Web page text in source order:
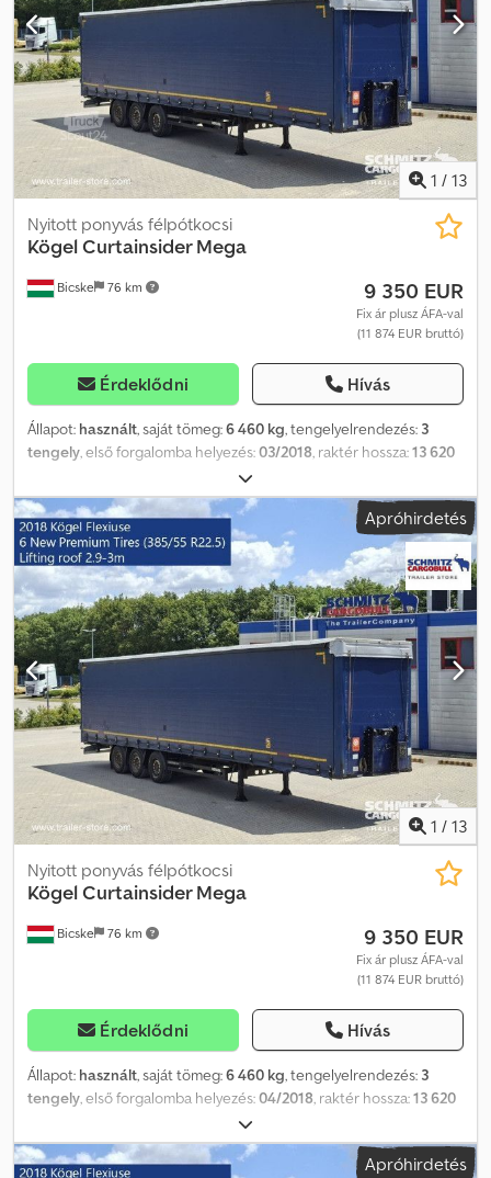
ponyvarendszer. A weboldalunkon megtalálja az összes elérhető
jármű áttekintését. Finanszírozásra van szüksége? Egyedi
finanszírozási megoldásokat, teljes körű szervizszerződéseket és
telematikai szolgáltatásokat kínálunk. Személyesen is szívesen
adunk tanácsot. Crodpfx Aezn D Dyjahef
1 / 13
Bicske 76 km
Nyitott ponyvás félpótkocsi
KögelCurtainsider Mega
9 350 EUR
Fix ár plusz ÁFA-val
(11 874 EUR bruttó)
Érdeklődni Hívás
Állapot: használt, saját tömeg:6 460 kg, tengelyelrendezés: 3
tengely , első forgalomba helyezés:03/2018 , raktér hossza:13 620
2 480 mm
rakodótér térfogata:101 m³, abroncs méret:385/55 R22,5,
Gyártási év:2018, Felszereltség: ABS
, Saját tömeg: 6460 kg, DIN EN
12642 (XL kód) tanúsítvány, Raktér (Ho Sz Ma): 13 620 mm x 2 480
mm x 3 000 mm, Gumi méret: 385/55 R22.5, Raktér térfogata: 101 m³,
1. tengely: , 2. tengely: , 3. tengely: , önszintező felfüggesztés,
elektronikus fékrendszer (EBS), tolótető, 1x15 és 2x7 tűs
csatlakozó, antispray, emelhető tető (kézi): 2,9 m - 3,0 m,
ponyvarendszer. A weboldalunkon megtalálja az összes elérhető
jármű áttekintését. Finanszírozásra van szüksége? Egyedi
finanszírozási megoldásokat, teljes körű szervizszerződéseket és
telematikai szolgáltatásokat kínálunk. Személyesen is szívesen
adunk tanácsot. Crodpfxszn D D He Aahsf
Apróhirdetés
1 / 13
Bicske 76 km
Nyitott ponyvás félpótkocsi
KögelCurtainsider Mega
9 350 EUR
Fix ár plusz ÁFA-val
(11 874 EUR bruttó)
Érdeklődni Hívás
Állapot: használt, saját tömeg:6 460 kg, tengelyelrendezés: 3
tengely, első forgalomba helyezés:04/2018, raktér hossza:13 620
2 480 mm
rakodótér térfogata:101 m³, abroncs méret:385/55 R22,5,
Gyártási év:2018, Felszereltség: ABS
, Saját tömeg: 6460 kg, DIN EN
Apróhirdetés